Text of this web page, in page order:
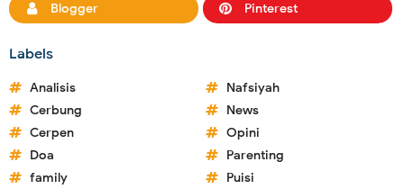
Blogger Pinterest
Labels
Analisis
Cerbung
Cerpen
Doa
family
Nafsiyah
News
Opini
Parenting
Puisi